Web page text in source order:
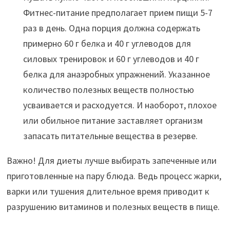
Фитнес-питание предполагает прием пищи 5-7
раз в день. Одна порция должна содержать
примерно 60 г белка и 40 г углеводов для
силовых тренировок и 60 г углеводов и 40 г
белка для анаэробных упражнений. Указанное
количество полезных веществ полностью
усваивается и расходуется. И наоборот, плохое
или обильное питание заставляет организм
запасать питательные вещества в резерве.
Важно! Для диеты лучше выбирать запеченные или
приготовленные на пару блюда. Ведь процесс жарки,
варки или тушения длительное время приводит к
разрушению витаминов и полезных веществ в пище.